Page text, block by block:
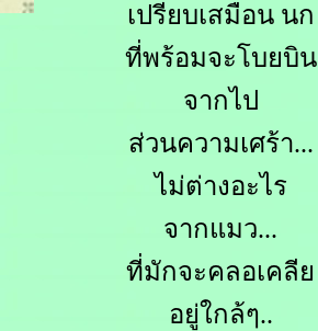
เปรียบเสมือน นก
ที่พร้อมจะโบยบิน
จากไป
ส่วนความเศร้า...
ไม่ต่างอะไร
จากแมว...
ที่มักจะคลอเคลีย
อยู่ใกล้ๆ..